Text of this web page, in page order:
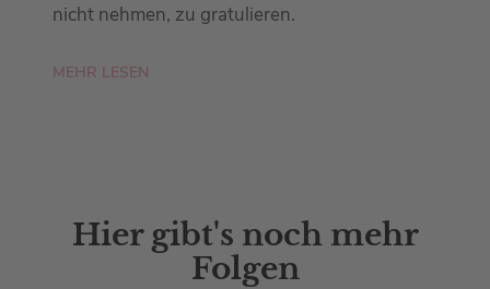
nicht nehmen, zu gratulieren.
MEHR LESEN
Hier gibt's noch mehr
Folgen